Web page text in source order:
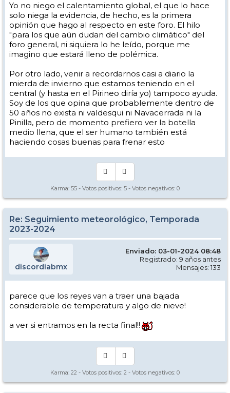
Yo no niego el calentamiento global, el que lo hace
solo niega la evidencia, de hecho, es la primera
opinión que hago al respecto en este foro. El hilo
"para los que aún dudan del cambio climático" del
foro general, ni siquiera lo he leído, porque me
imagino que estará lleno de polémica.
Por otro lado, venir a recordarnos casi a diario la
mierda de invierno que estamos teniendo en el
central (y hasta en el Pirineo diría yo) tampoco ayuda.
Soy de los que opina que probablemente dentro de
50 años no exista ni valdesqui ni Navacerrada ni la
Pinilla, pero de momento prefiero ver la botella
medio llena, que el ser humano también está
haciendo cosas buenas para frenar esto
Karma: 55 - Votos positivos: 5 - Votos negativos: 0
Re: Seguimiento meteorológico, Temporada
2023-2024
discordiabmx
Enviado: 03-01-2024 08:48
Registrado: 9 años antes
Mensajes: 133
parece que los reyes van a traer una bajada
considerable de temperatura y algo de nieve!
a ver si entramos en la recta final!!
Karma: 22 - Votos positivos: 2 - Votos negativos: 0